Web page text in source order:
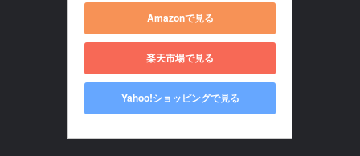
Amazonで見る
楽天市場で見る
Yahoo!ショッピングで見る